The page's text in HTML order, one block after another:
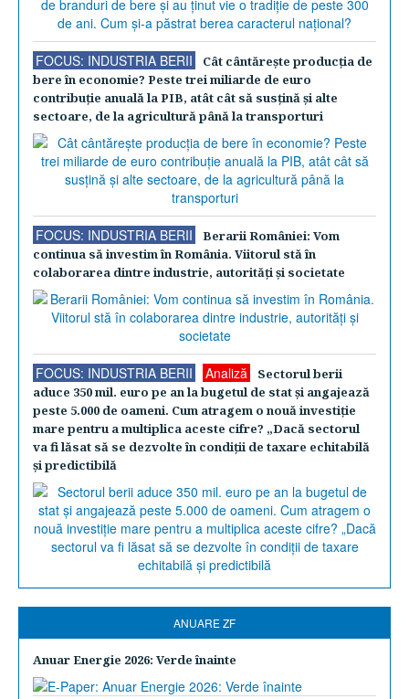
FOCUS: INDUSTRIA BERII
Cât cântăreşte producţia de
bere în economie? Peste trei miliarde de euro
contribuţie anuală la PIB, atât cât să susţină şi alte
sectoare, de la agricultură până la transporturi
FOCUS: INDUSTRIA BERII
Berarii României: Vom
continua să investim în România. Viitorul stă în
colaborarea dintre industrie, autorităţi şi societate
FOCUS: INDUSTRIA BERII Analiză
Sectorul berii
aduce 350 mil. euro pe an la bugetul de stat şi angajează
peste 5.000 de oameni. Cum atragem o nouă investiţie
mare pentru a multiplica aceste cifre? „Dacă sectorul
va fi lăsat să se dezvolte în condiţii de taxare echitabilă
şi predictibilă
ANUARE ZF
Anuar Energie 2026: Verde înainte